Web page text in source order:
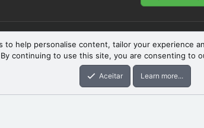
by xenfocus
to help personalise content, tailor your experience
By continuing to use this site, you are consenting to
Aceitar Learn more...